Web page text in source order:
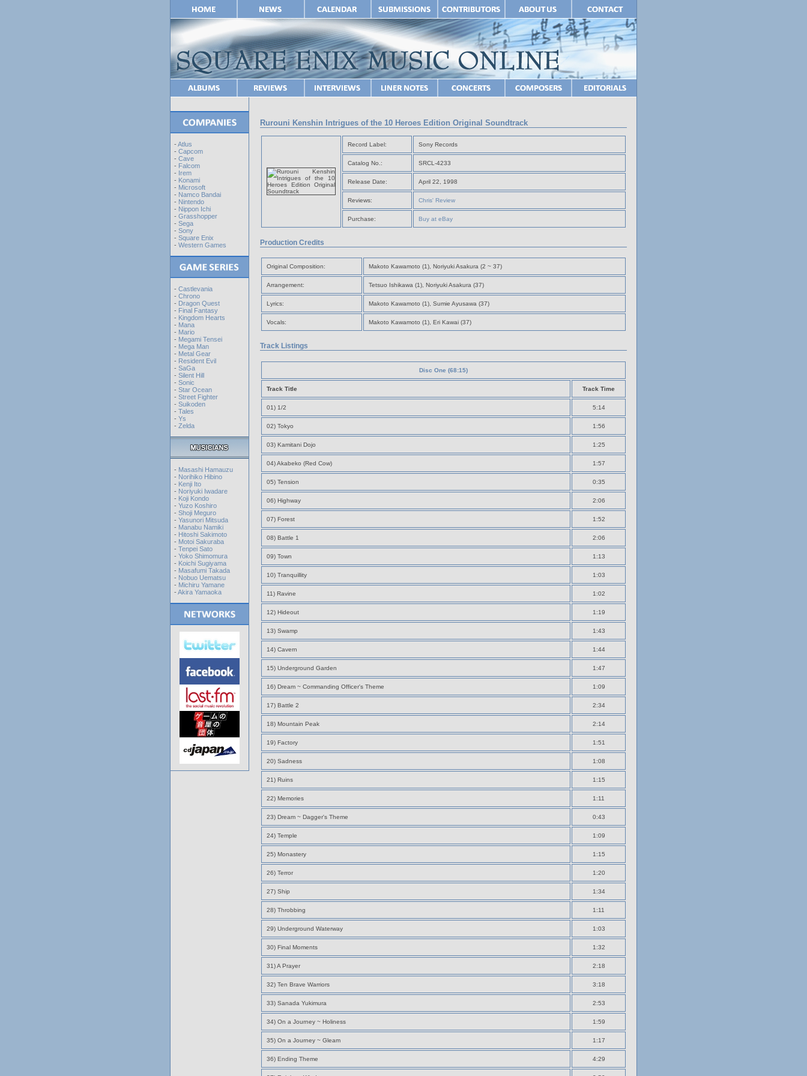
- Atlus
- Capcom
- Cave
- Falcom
- Irem
- Konami
- Microsoft
- Namco Bandai
- Nintendo
- Nippon Ichi
- Grasshopper
- Sega
- Sony
- Square Enix
- Western Games
- Castlevania
- Chrono
- Dragon Quest
- Final Fantasy
- Kingdom Hearts
- Mana
- Mario
- Megami Tensei
- Mega Man
- Metal Gear
- Resident Evil
- SaGa
- Silent Hill
- Sonic
- Star Ocean
- Street Fighter
- Suikoden
- Tales
- Ys
- Zelda
- Masashi Hamauzu
- Norihiko Hibino
- Kenji Ito
- Noriyuki Iwadare
- Koji Kondo
- Yuzo Koshiro
- Shoji Meguro
- Yasunori Mitsuda
- Manabu Namiki
- Hitoshi Sakimoto
- Motoi Sakuraba
- Tenpei Sato
- Yoko Shimomura
- Koichi Sugiyama
- Masafumi Takada
- Nobuo Uematsu
- Michiru Yamane
- Akira Yamaoka
Rurouni Kenshin Intrigues of the 10 Heroes Edition Original Soundtrack
Record Label: Sony Records
Catalog No.: SRCL-4233
Release Date: April 22, 1998
Reviews: Chris' Review
Purchase: Buy at eBay
Production Credits
Original Composition: Makoto Kawamoto (1), Noriyuki Asakura (2 ~ 37)
Arrangement: Tetsuo Ishikawa (1), Noriyuki Asakura (37)
Lyrics: Makoto Kawamoto (1), Sumie Ayusawa (37)
Vocals: Makoto Kawamoto (1), Eri Kawai (37)
Track Listings
Disc One (68:15)
Track Title Track Time
01) 1/2 5:14
02) Tokyo 1:56
03) Kamitani Dojo 1:25
04) Akabeko (Red Cow) 1:57
05) Tension 0:35
06) Highway 2:06
07) Forest 1:52
08) Battle 1 2:06
09) Town 1:13
10) Tranquillity 1:03
11) Ravine 1:02
12) Hideout 1:19
13) Swamp 1:43
14) Cavern 1:44
15) Underground Garden 1:47
16) Dream ~ Commanding Officer's Theme 1:09
17) Battle 2 2:34
18) Mountain Peak 2:14
19) Factory 1:51
20) Sadness 1:08
21) Ruins 1:15
22) Memories 1:11
23) Dream ~ Dagger's Theme 0:43
24) Temple 1:09
25) Monastery 1:15
26) Terror 1:20
27) Ship 1:34
28) Throbbing 1:11
29) Underground Waterway 1:03
30) Final Moments 1:32
31) A Prayer 2:18
32) Ten Brave Warriors 3:18
33) Sanada Yukimura 2:53
34) On a Journey ~ Holiness 1:59
35) On a Journey ~ Gleam 1:17
36) Ending Theme 4:29